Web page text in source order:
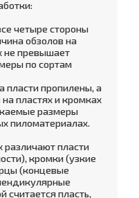
четыре стороны
обзолов на
не превышает
по сортам
пласти пропилены, а
пластях и кромках
размеры
пиломатериалах.
различают пласти
кромки (узкие
(концевые
пласть,